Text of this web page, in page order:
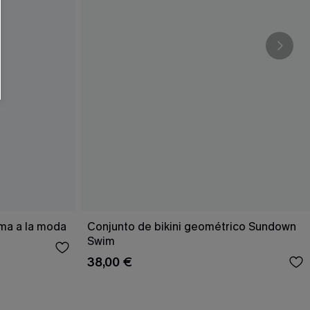
a la moda
Conjunto de bikini geométrico Sundown
Swim
38,00 €
formulario, usted acepta nuestros
de Cupshe en cualquier momento del
y ofertas adaptados a su perfil.